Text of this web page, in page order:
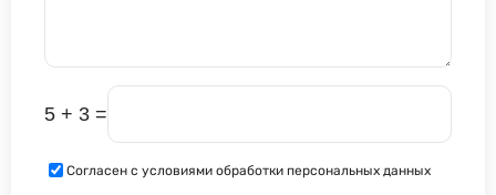
5 + 3 =
Согласен с условиями обработки персональных данных